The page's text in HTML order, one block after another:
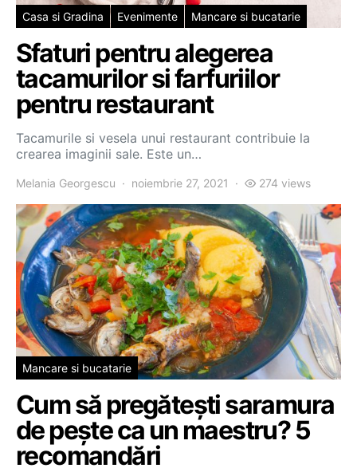
Casa si Gradina Evenimente Mancare si bucatarie
Sfaturi pentru alegerea
tacamurilor si farfuriilor
pentru restaurant
Tacamurile si vesela unui restaurant contribuie la
crearea imaginii sale. Este un…
Melania Georgescu noiembrie 27, 2021 274 views
Mancare si bucatarie
Cum să pregătești saramura
de pește ca un maestru? 5
recomandări